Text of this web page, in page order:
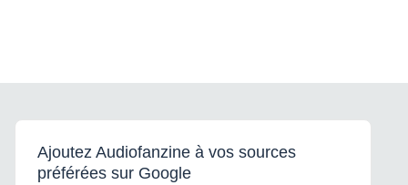
Ajoutez Audiofanzine à vos sources
préférées sur Google